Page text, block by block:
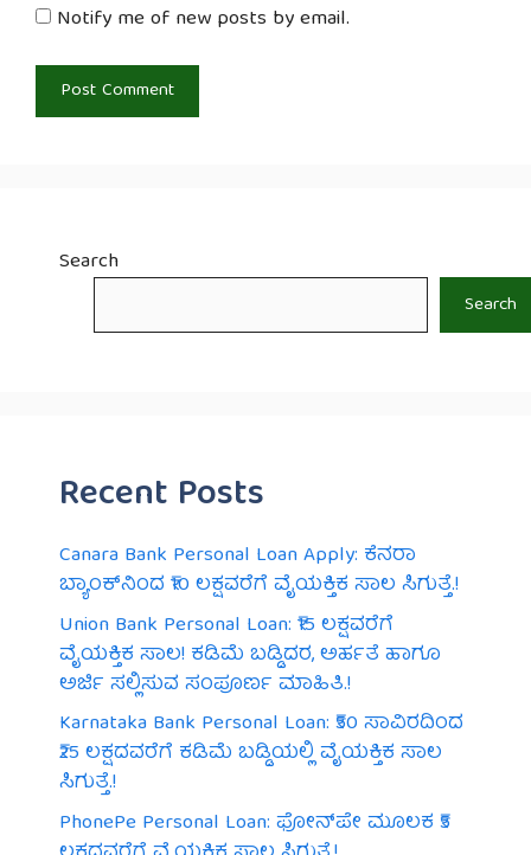
Notify me of new posts by email.
Search
Search
Recent Posts
Canara Bank Personal Loan Apply: ಕೆನರಾ
ಬ್ಯಾಂಕ್‌ನಿಂದ ₹10 ಲಕ್ಷವರೆಗೆ ವೈಯಕ್ತಿಕ ಸಾಲ ಸಿಗುತ್ತೆ.!
Union Bank Personal Loan: ₹15 ಲಕ್ಷವರೆಗೆ
ವೈಯಕ್ತಿಕ ಸಾಲ! ಕಡಿಮೆ ಬಡ್ಡಿದರ, ಅರ್ಹತೆ ಹಾಗೂ
ಅರ್ಜಿ ಸಲ್ಲಿಸುವ ಸಂಪೂರ್ಣ ಮಾಹಿತಿ.!
Karnataka Bank Personal Loan: ₹50 ಸಾವಿರದಿಂದ
₹25 ಲಕ್ಷದವರೆಗೆ ಕಡಿಮೆ ಬಡ್ಡಿಯಲ್ಲಿ ವೈಯಕ್ತಿಕ ಸಾಲ
ಸಿಗುತ್ತೆ.!
PhonePe Personal Loan: ಫೋನ್‌ಪೇ ಮೂಲಕ ₹5